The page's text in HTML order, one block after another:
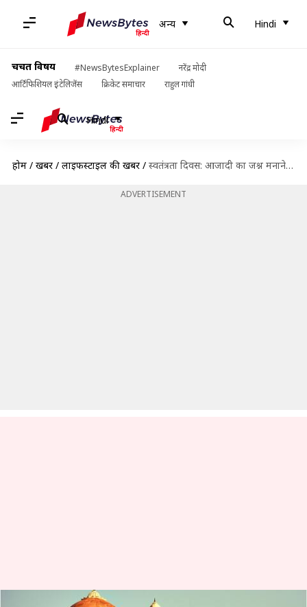
अन्य Hindi
चर्चित विषय #NewsBytesExplainer
नरेंद्र मोदी
आर्टिफिशियल इंटेलिजेंस
क्रिकेट समाचार राहुल गांधी
Hindi
होम / खबरें / लाइफस्टाइल की खबरें / स्वतंत्रता दिवस: आजादी का जश्न मनाने के लिए इन 5 जगहों का करें रुख
ADVERTISEMENT